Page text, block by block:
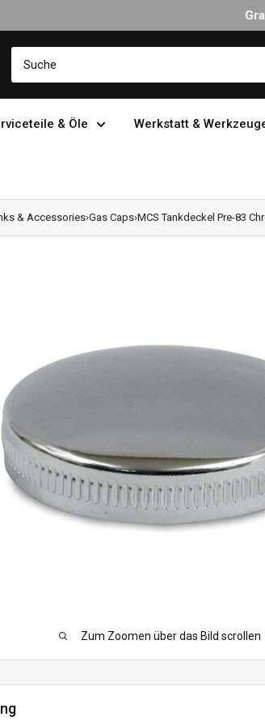
& Öle Werkstatt &
& Accessories›Gas Caps›MCS Tankdeckel Pre-83
Zum Zoomen über das Bild scrollen